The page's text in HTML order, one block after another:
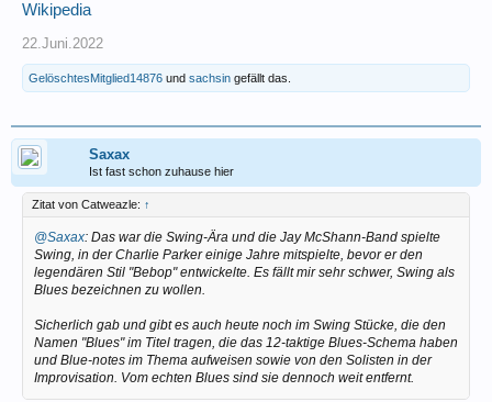
Wikipedia
22.Juni.2022
GelöschtesMitglied14876 und sachsin gefällt das.
Saxax
Ist fast schon zuhause hier
Zitat von Catweazle: ↑
@Saxax: Das war die Swing-Ära und die Jay McShann-Band spielte
Swing, in der Charlie Parker einige Jahre mitspielte, bevor er den
legendären Stil "Bebop" entwickelte. Es fällt mir sehr schwer, Swing als
Blues bezeichnen zu wollen.
Sicherlich gab und gibt es auch heute noch im Swing Stücke, die den
Namen "Blues" im Titel tragen, die das 12-taktige Blues-Schema haben
und Blue-notes im Thema aufweisen sowie von den Solisten in der
Improvisation. Vom echten Blues sind sie dennoch weit entfernt.